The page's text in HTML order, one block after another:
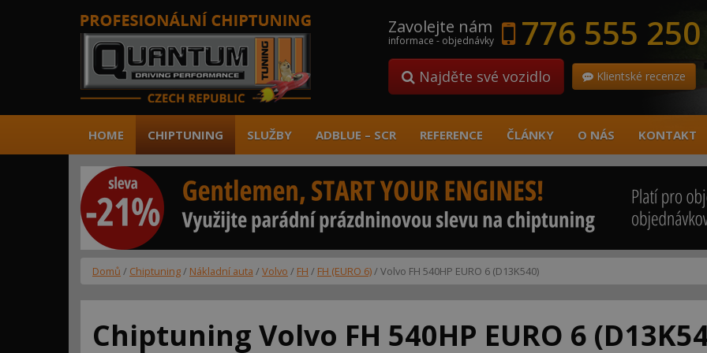
Zavolejte nám
informace - objednávky 776 555 250
Najděte své vozidlo Klientské recenze
HOME CHIPTUNING SLUŽBY ADBLUE – SCR REFERENCE ČLÁNKY O NÁS KONTAKT
Domů / Chiptuning/ Nákladní auta /Volvo / FH / FH (EURO 6)/ Volvo FH 540HP EURO 6 (D13K540)
Chiptuning Volvo FH 540HP EURO 6